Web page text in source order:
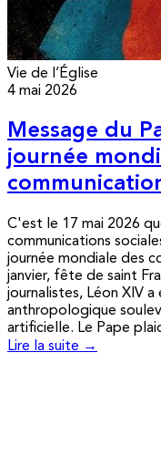
Vie de l’Église
4 mai 2026
Message du
journée
C'est le 17 mai 2026
communications
journée mondiale des
janvier, fête de saint
journalistes, Léon XIV a
anthropologique
artificielle. Le Pape
Lire la suite →